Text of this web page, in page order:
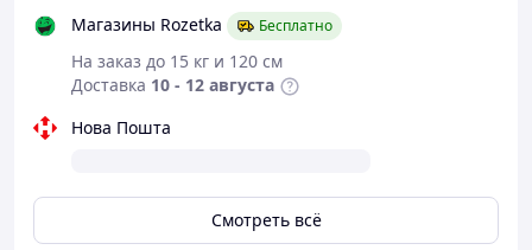
электроники. Не упустите шанс сделать Вашу работу
проще и эффективнее!
Для комфортного ремонта рекомендуем Вам
Магазины Rozetka
Бесплатно
На заказ до 15 кг и 120 см
Доставка 10 - 12 августа
Нова Пошта
Смотреть всё